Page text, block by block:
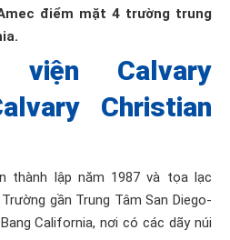
điểm mặt 4 trường trung
Calvary
Christian
thành lập năm 1987 và tọa lạc
gần Trung Tâm San Diego-
California, nơi có các dãy núi